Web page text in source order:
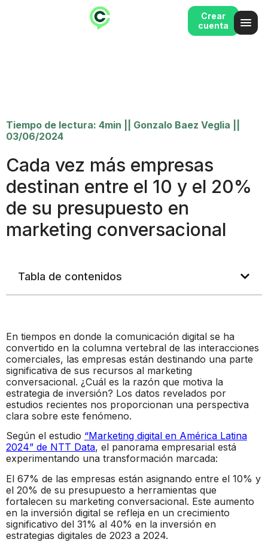
Crear
cuenta
Tiempo de lectura: 4min Gonzalo Baez Veglia
03/06/2024
Cada vez más empresas
destinan entre el 10 y el 20%
de su presupuesto en
marketing conversacional
Tabla de contenidos
En tiempos en donde la comunicación digital se ha
convertido en la columna vertebral de las interacciones
comerciales, las empresas están destinando una parte
significativa de sus recursos al marketing
conversacional. ¿Cuál es la razón que motiva la
estrategia de inversión? Los datos revelados por
estudios recientes nos proporcionan una perspectiva
clara sobre este fenómeno.
Según el estudio “Marketing digital en América Latina
2024” de NTT Data, el panorama empresarial está
experimentando una transformación marcada:
El 67% de las empresas están asignando entre el 10% y
el 20% de su presupuesto a herramientas que
fortalecen su marketing conversacional. Este aumento
en la inversión digital se refleja en un crecimiento
significativo del 31% al 40% en la inversión en
estrategias digitales de 2023 a 2024.